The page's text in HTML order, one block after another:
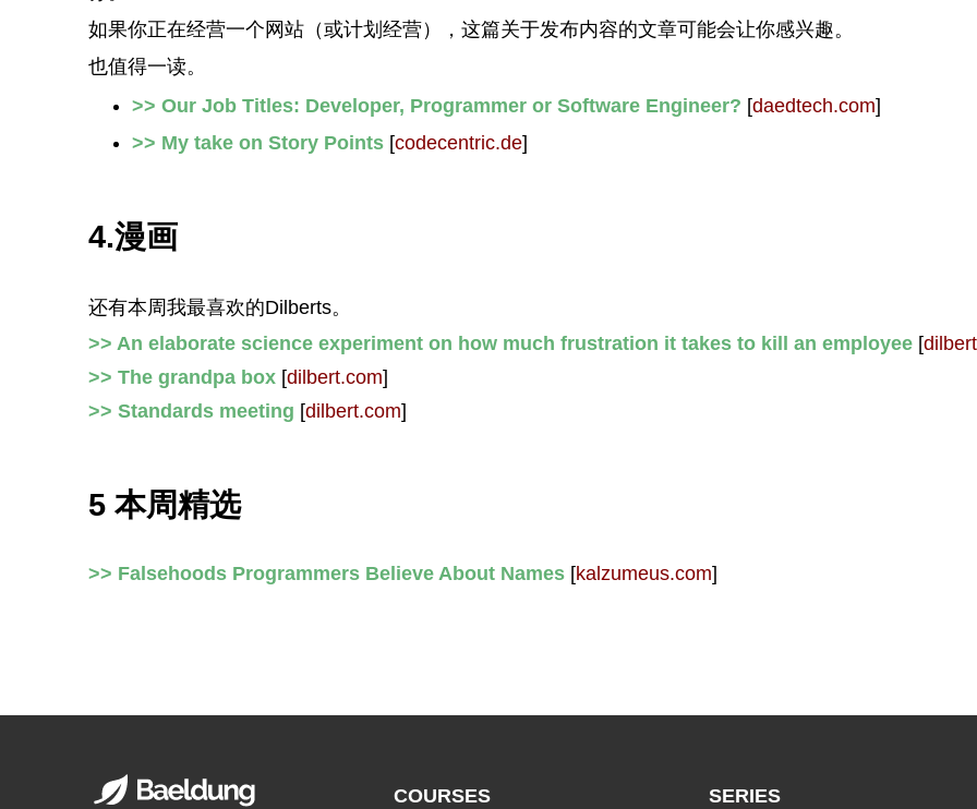
如果你正在经营一个网站（或计划经营），这篇关于发布内容的文章可能会让你感兴趣。
也值得一读。
>> Our Job Titles: Developer, Programmer or Software Engineer? [daedtech.com]
>> My take on Story Points[codecentric.de]
4.漫画
还有本周我最喜欢的Dilberts。
>> An elaborate science experiment on how much frustration it takes to kill an employee [
>> The grandpa box [dilbert.com]
>> Standards meeting [dilbert.com]
5 本周精选
>> Falsehoods Programmers Believe About Names [kalzumeus.com]
COURSES SERIES